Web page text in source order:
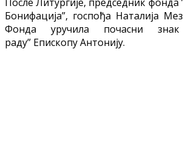
Бонифација”, госпођа Наталија
Фонда уручила почасни
раду” Епископу Антонију.